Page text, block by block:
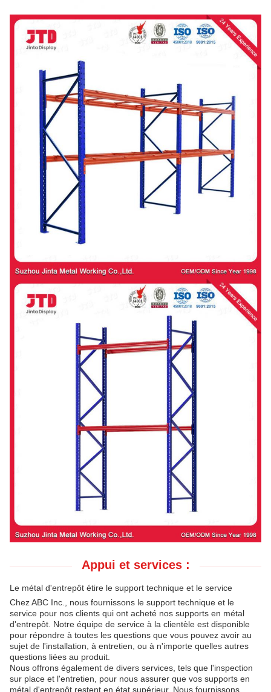
Appui et services :
Le métal d'entrepôt étire le support technique et le service
Chez ABC Inc., nous fournissons le support technique et le
service pour nos clients qui ont acheté nos supports en métal
d'entrepôt. Notre équipe de service à la clientèle est disponible
pour répondre à toutes les questions que vous pouvez avoir au
sujet de l'installation, à entretien, ou à n'importe quelles autres
questions liées au produit.
Nous offrons également de divers services, tels que l'inspection
sur place et l'entretien, pour nous assurer que vos supports en
métal d'entrepôt restent en état supérieur. Nous fournissons